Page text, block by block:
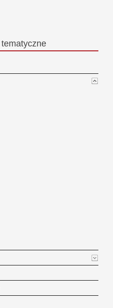
tematyczne